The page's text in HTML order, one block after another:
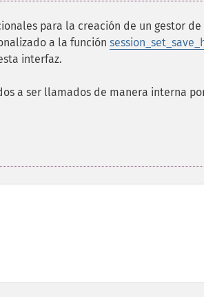
para la creación de un gestor de
a la función
interfaz.
a ser llamados de manera interna por